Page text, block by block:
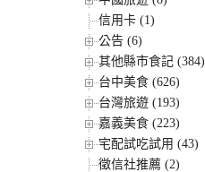
信用卡 (1)
公告 (6)
其他縣市食記 (384)
台中美食 (626)
台灣旅遊 (193)
嘉義美食 (223)
宅配試吃試用 (43)
徵信社推薦 (2)